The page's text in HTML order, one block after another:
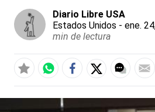
Diario Libre USA
Estados Unidos - ene.
min de lectura